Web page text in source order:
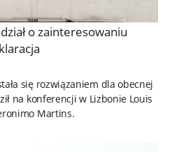
o zainteresowaniu
się rozwiązaniem dla obecnej
na konferencji w Lizbonie Louis
Martins.